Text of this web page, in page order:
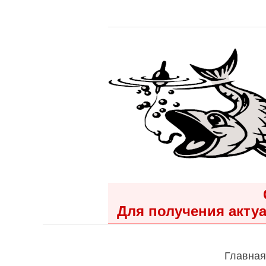
Для получения
Главная